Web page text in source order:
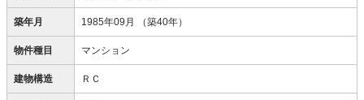
築年月 1985年09月 （築40年）
物件種目 マンション
建物構造 ＲＣ